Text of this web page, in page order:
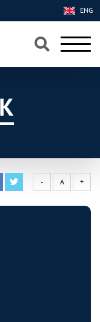
×
×
ENG
- A +